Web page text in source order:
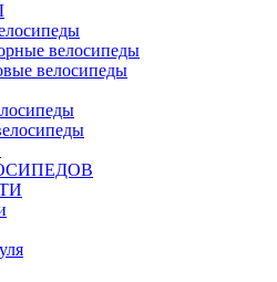
велосипеды
велосипеды